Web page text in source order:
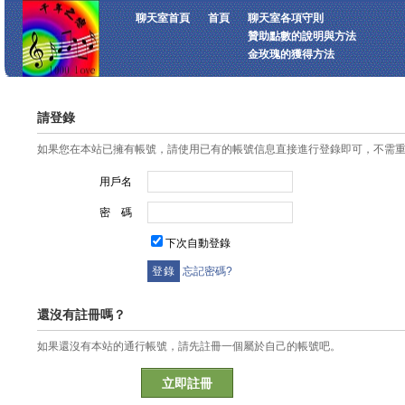
聊天室首頁 首頁
聊天室各項守則
贊助點數的說明與方法
金玫瑰的獲得方法
請登錄
如果您在本站已擁有帳號，請使用已有的帳號信息直接進行登錄即可，不需
用戶名
密 碼
下次自動登錄
忘記密碼?
還沒有註冊嗎？
如果還沒有本站的通行帳號，請先註冊一個屬於自己的帳號吧。
立即註冊